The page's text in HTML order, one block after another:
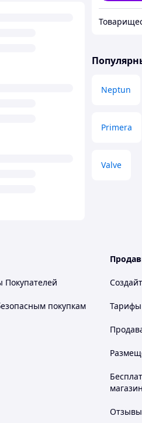
Neptun
Primera
Valve
покупкам Тарифы
магазин
Отзывы